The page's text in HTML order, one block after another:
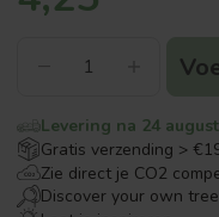
Levering na 24
Gratis verzending >
Zie direct je CO2
Discover your own tree